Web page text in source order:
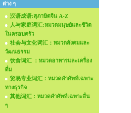
ต่าง ๆ
汉语成语:สุภาษิตจีน A-Z
人与家庭词汇:หมวดมนุษย์และชีวิต
ในครอบครัว
社会与文化词汇：หมวดสังคมและ
วัฒนธรรม
饮食词汇 ：หมวดอาหารและเครื่อง
ดื่ม
贸易专业词汇：หมวดคำศัพท์เฉพาะ
ทางธุรกิจ
其他词汇：หมวดคำศัพท์เฉพาะอื่น
ๆ